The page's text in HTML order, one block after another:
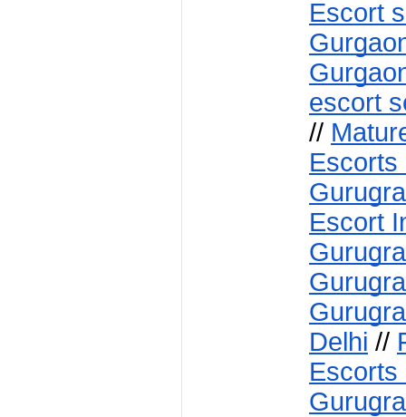
Escort
escort
//
Escorts
Escort
Delhi //
Escorts